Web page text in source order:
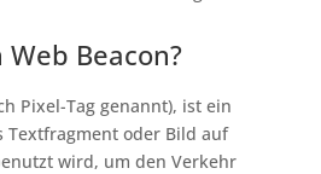
Beacon?
Pixel-Tag genannt), ist ein
Textfragment oder Bild auf
wird, um den Verkehr